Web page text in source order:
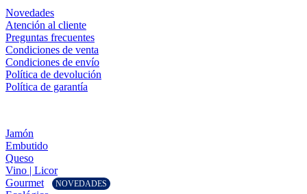
Novedades
Atención al cliente
Preguntas frecuentes
Condiciones de venta
Condiciones de envío
Política de devolución
Política de garantía
Jamón
Embutido
Queso
Vino | Licor
Gourmet
NOVEDADES